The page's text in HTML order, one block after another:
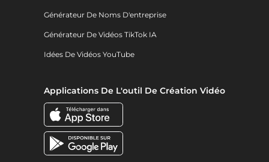
Générateur De Noms D'entreprise
Générateur De Vidéos TikTok IA
Idées De Vidéos YouTube
Applications De L'outil De Création Vidéo